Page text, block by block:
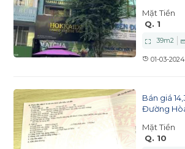
Mặt Tiền
Q. 1
39m2
01-03-2024
Bán giá
Đường
Mặt Tiền
Q. 10